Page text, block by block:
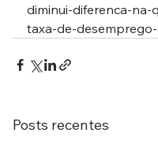
diminui-diferenca-na-
taxa-de-
Posts recentes